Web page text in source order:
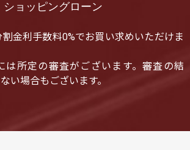
ショッピングローン
金利手数料0%でお買い求めいただけま
は所定の審査がございます。審査の結
い場合もございます。